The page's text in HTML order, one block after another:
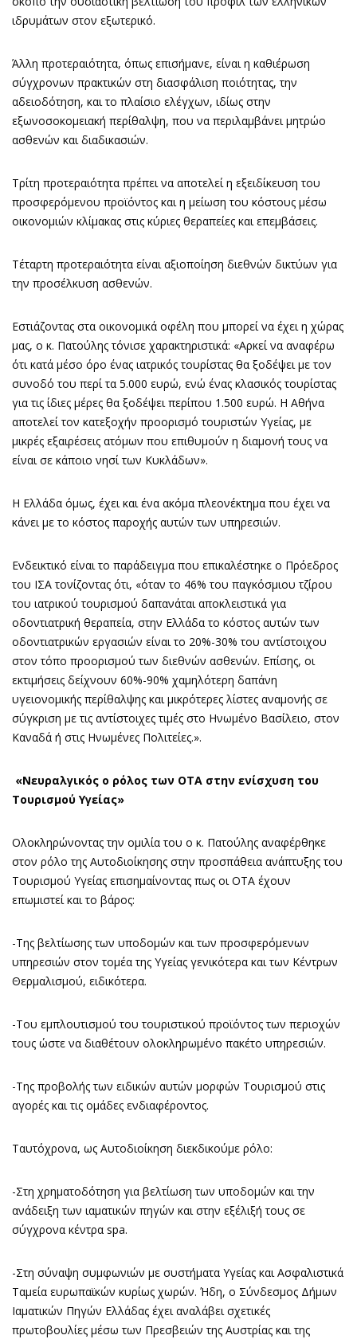
ιδρυμάτων στον εξωτερικό.
Άλλη προτεραιότητα, όπως επισήμανε, είναι η καθιέρωση
σύγχρονων πρακτικών στη διασφάλιση ποιότητας, την
αδειοδότηση, και το πλαίσιο ελέγχων, ιδίως στην
εξωνοσοκομειακή περίθαλψη, που να περιλαμβάνει μητρώο
ασθενών και διαδικασιών.
Τρίτη προτεραιότητα πρέπει να αποτελεί η εξειδίκευση του
προσφερόμενου προϊόντος και η μείωση του κόστους μέσω
οικονομιών κλίμακας στις κύριες θεραπείες και επεμβάσεις.
Τέταρτη προτεραιότητα είναι αξιοποίηση διεθνών δικτύων για
την προσέλκυση ασθενών.
Εστιάζοντας στα οικονομικά οφέλη που μπορεί να έχει η χώρας
μας, ο κ. Πατούλης τόνισε χαρακτηριστικά: «Αρκεί να αναφέρω
ότι κατά μέσο όρο ένας ιατρικός τουρίστας θα ξοδέψει με τον
συνοδό του περί τα 5.000 ευρώ, ενώ ένας κλασικός τουρίστας
για τις ίδιες μέρες θα ξοδέψει περίπου 1.500 ευρώ. Η Αθήνα
αποτελεί τον κατεξοχήν προορισμό τουριστών Υγείας, με
μικρές εξαιρέσεις ατόμων που επιθυμούν η διαμονή τους να
είναι σε κάποιο νησί των Κυκλάδων».
Η Ελλάδα όμως, έχει και ένα ακόμα πλεονέκτημα που έχει να
κάνει με το κόστος παροχής αυτών των υπηρεσιών.
Ενδεικτικό είναι το παράδειγμα που επικαλέστηκε ο Πρόεδρος
του ΙΣΑ τονίζοντας ότι, «όταν το 46% του παγκόσμιου τζίρου
του ιατρικού τουρισμού δαπανάται αποκλειστικά για
οδοντιατρική θεραπεία, στην Ελλάδα το κόστος αυτών των
οδοντιατρικών εργασιών είναι το 20%-30% του αντίστοιχου
στον τόπο προορισμού των διεθνών ασθενών. Επίσης, οι
εκτιμήσεις δείχνουν 60%-90% χαμηλότερη δαπάνη
υγειονομικής περίθαλψης και μικρότερες λίστες αναμονής σε
σύγκριση με τις αντίστοιχες τιμές στο Ηνωμένο Βασίλειο, στον
Καναδά ή στις Ηνωμένες Πολιτείες.».
«Νευραλγικός ο ρόλος των ΟΤΑ στην ενίσχυση του
Τουρισμού Υγείας»
Ολοκληρώνοντας την ομιλία του ο κ. Πατούλης αναφέρθηκε
στον ρόλο της Αυτοδιοίκησης στην προσπάθεια ανάπτυξης του
Τουρισμού Υγείας επισημαίνοντας πως οι ΟΤΑ έχουν
επωμιστεί και το βάρος:
-Της βελτίωσης των υποδομών και των προσφερόμενων
υπηρεσιών στον τομέα της Υγείας γενικότερα και των Κέντρων
Θερμαλισμού, ειδικότερα.
-Του εμπλουτισμού του τουριστικού προϊόντος των περιοχών
τους ώστε να διαθέτουν ολοκληρωμένο πακέτο υπηρεσιών.
-Της προβολής των ειδικών αυτών μορφών Τουρισμού στις
αγορές και τις ομάδες ενδιαφέροντος.
Ταυτόχρονα, ως Αυτοδιοίκηση διεκδικούμε ρόλο:
-Στη χρηματοδότηση για βελτίωση των υποδομών και την
ανάδειξη των ιαματικών πηγών και στην εξέλιξή τους σε
σύγχρονα κέντρα spa.
-Στη σύναψη συμφωνιών με συστήματα Υγείας και Ασφαλιστικά
Ταμεία ευρωπαϊκών κυρίως χωρών. Ήδη, ο Σύνδεσμος Δήμων
Ιαματικών Πηγών Ελλάδας έχει αναλάβει σχετικές
πρωτοβουλίες μέσω των Πρεσβειών της Αυστρίας και της